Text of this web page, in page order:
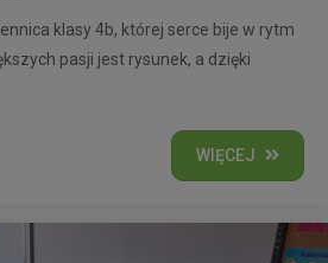
klasy 4b, której serce bije w rytm
pasji jest rysunek, a dzięki
WIĘCEJ